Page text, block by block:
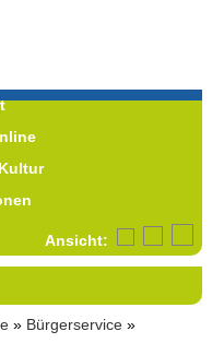
Ansicht:
» Bürgerservice »